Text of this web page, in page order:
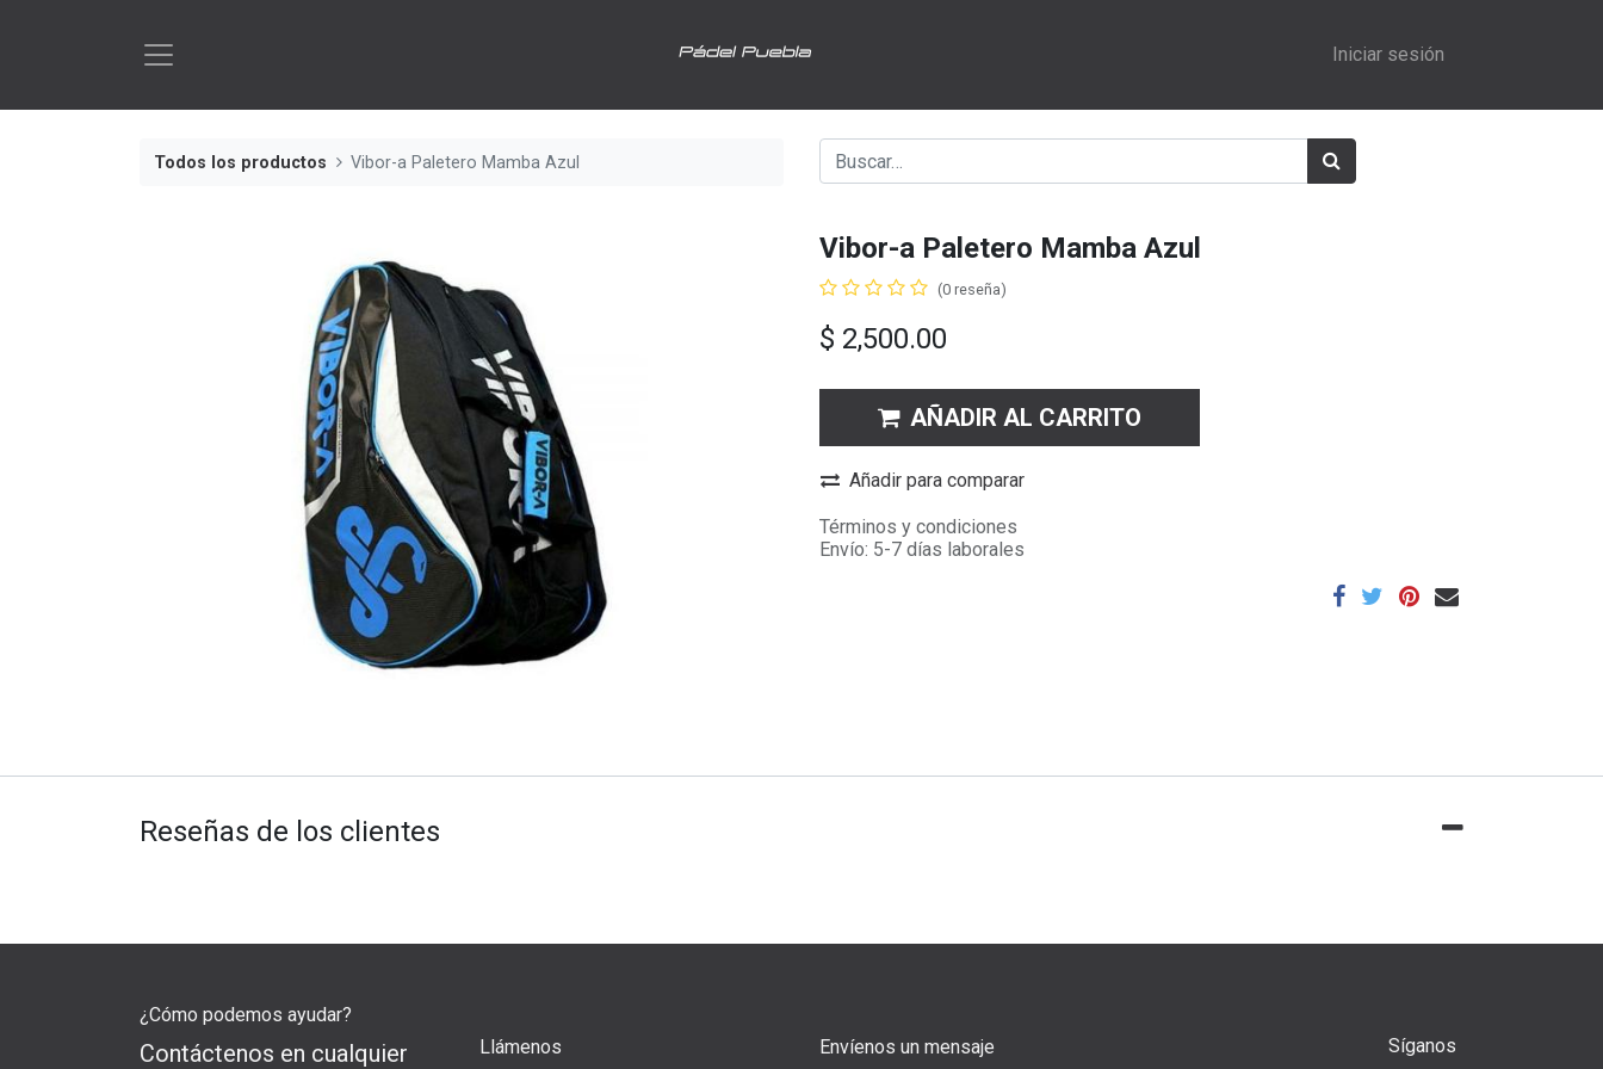
Iniciar sesión
Todos los productos Vibor-a Paletero Mamba Azul
Vibor-a Paletero Mamba Azul
(0 reseña)
$ 2,500.00
AÑADIR AL CARRITO
Añadir para comparar
Términos y condiciones
Envío: 5-7 días laborales
Reseñas de los clientes
¿Cómo podemos ayudar?
Contáctenos en cualquier
Llámenos Envíenos un mensaje Síganos